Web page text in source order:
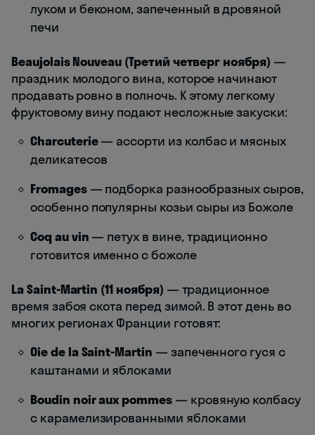
луком и беконом, запеченный в дровяной
печи
Beaujolais Nouveau (Третий четверг ноября) —
праздник молодого вина, которое начинают
продавать ровно в полночь. К этому легкому
фруктовому вину подают несложные закуски:
Charcuterie— ассорти из колбас и мясных
деликатесов
Fromages— подборка разнообразных сыров,
особенно популярны козьи сыры из Божоле
Coq au vin — петух в вине, традиционно
готовится именно с божоле
La Saint-Martin (11 ноября) — традиционное
время забоя скота перед зимой. В этот день во
многих регионах Франции готовят:
Oie de la Saint-Martin — запеченного гуся с
каштанами и яблоками
Boudin noir aux pommes— кровяную колбасу
с карамелизированными яблоками